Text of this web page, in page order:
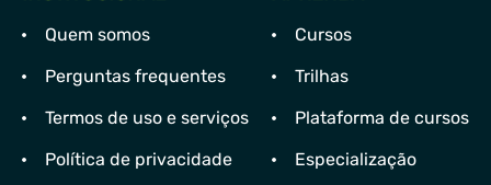
Quem somos
Perguntas frequentes
Termos de uso e serviços
Política de privacidade
Cursos
Trilhas
Plataforma de cursos
Especialização